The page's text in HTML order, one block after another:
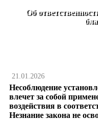
Об
21.01.2026
Несоблюдение
влечет за собой
воздействия в
Незнание закона не